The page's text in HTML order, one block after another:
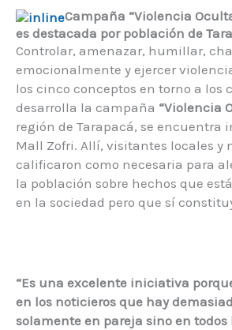
Campaña “Violencia
es destacada por población de
Controlar, amenazar, humillar,
emocionalmente y ejercer
los cinco conceptos en torno a los
desarrolla la campaña “Violencia
región de Tarapacá, se encuentra
Mall Zofri. Allí, visitantes locales y
calificaron como necesaria para
la población sobre hechos que
en la sociedad pero que sí
“Es una excelente iniciativa
en los noticieros que hay
solamente en pareja sino en todos